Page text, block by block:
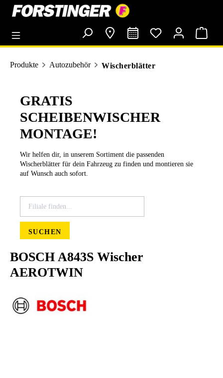
springen
Produkte Autozubehör Wischerblätter
GRATIS
SCHEIBENWISCHER
MONTAGE!
Wir helfen dir, in unserem Sortiment die passenden
Wischerblätter für dein Fahrzeug zu finden und montieren sie
auf Wunsch auch sofort.
SUCHEN
BOSCH A843S Wischer
AEROTWIN